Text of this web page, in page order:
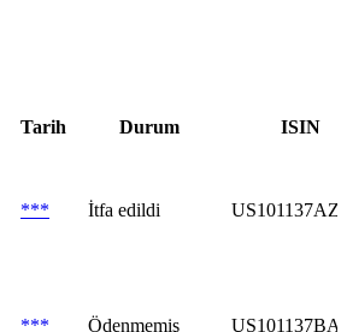
Tarih Durum
ISIN
*** İtfa edildi
*** Ödenmemiş